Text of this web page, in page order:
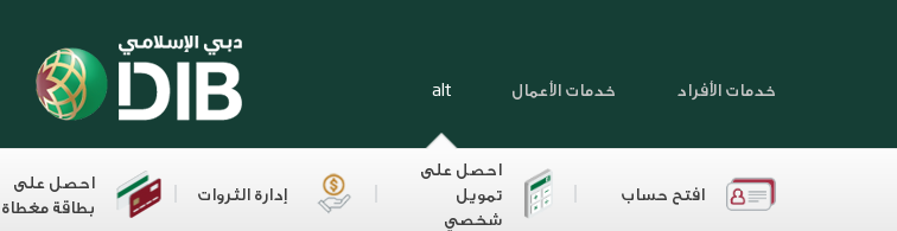
خدمات الأفراد خدمات الأعمال alt
افتح حساب
احصل على
تمويل
شخصي
إدارة الثروات
احصل على
بطاقة مغطاة